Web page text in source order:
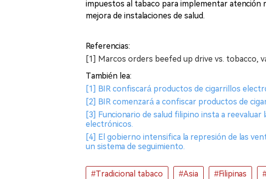
impuestos al tabaco para implementar atención
mejora de instalaciones de salud.
Referencias:
[1] Marcos orders beefed up drive vs. tobacco,
También lea:
[1] BIR confiscará productos de cigarrillos
[2] BIR comenzará a confiscar productos de
[3] Funcionario de salud filipino insta a
electrónicos.
[4] El gobierno intensifica la represión de las
un sistema de seguimiento.
#Tradicional tabaco #Asia #Filipinas